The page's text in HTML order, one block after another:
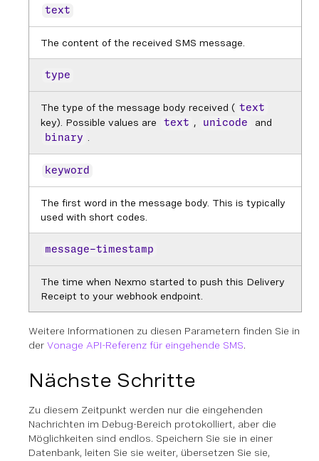
text
The content of the received SMS message.
type
The type of the message body received ( text
key). Possible values are text , unicode and
binary
keyword
The first word in the message body. This is typically
used with short codes.
message-timestamp
The time when Nexmo started to push this Delivery
Receipt to your webhook endpoint.
Weitere Informationen zu diesen Parametern finden Sie in
der Vonage API-Referenz für eingehende SMS.
Nächste Schritte
Zu diesem Zeitpunkt werden nur die eingehenden
Nachrichten im Debug-Bereich protokolliert, aber die
Möglichkeiten sind endlos. Speichern Sie sie in einer
Datenbank, leiten Sie sie weiter, übersetzen Sie sie,